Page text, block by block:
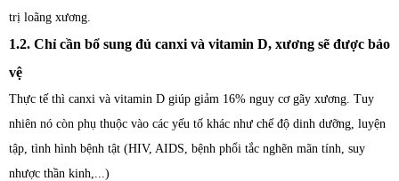
trị loãng xương.
1.2. Chỉ cần bổ sung đủ canxi và vitamin D, xương sẽ được bảo
vệ
Thực tế thì canxi và vitamin D giúp giảm 16% nguy cơ gãy xương. Tuy
nhiên nó còn phụ thuộc vào các yếu tố khác như chế độ dinh dưỡng, luyện
tập, tình hình bệnh tật (HIV, AIDS, bệnh phổi tắc nghẽn mãn tính, suy
nhược thần kinh,...)